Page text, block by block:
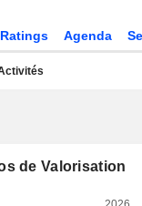
Ratings Agenda
de Valorisation